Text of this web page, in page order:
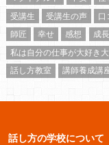
受講生
受講生の声 口
師匠
幸せ 感想 成長
私は自分の仕事が大好き
話し方教室
講師養成講
話し方の学校について